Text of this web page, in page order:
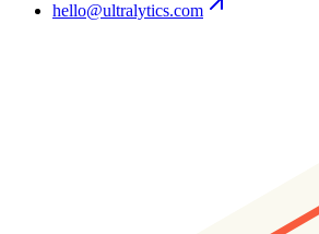
hello@ultralytics.com